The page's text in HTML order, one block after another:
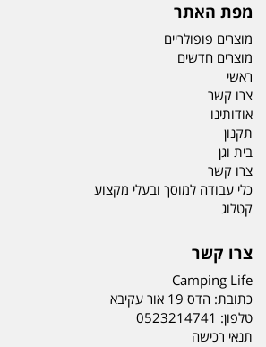
מפת האתר
מוצרים פופולריים
מוצרים חדשים
ראשי
צרו קשר
אודותינו
תקנון
בית וגן
צרו קשר
כלי עבודה למוסך ובעלי מקצוע
קטלוג
צרו קשר
Camping Life
כתובת: הדס 19 אור עקיבא
טלפון: 0523214741
תנאי רכישה